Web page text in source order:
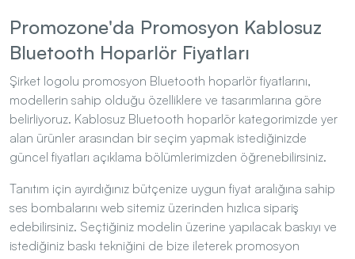
Bluetooth Hoparlör Fiyatları
Şirket logolu promosyon Bluetooth hoparlör fiyatlarını,
modellerin sahip olduğu özelliklere ve tasarımlarına göre
belirliyoruz. Kablosuz Bluetooth hoparlör kategorimizde yer
alan ürünler arasından bir seçim yapmak istediğinizde
güncel fiyatları açıklama bölümlerimizden öğrenebilirsiniz.
ses bombalarını web sitemiz üzerinden hızlıca sipariş
edebilirsiniz. Seçtiğiniz modelin üzerine yapılacak baskıyı ve
istediğiniz baskı tekniğini de bize ileterek promosyon
ürünlerinize kısa sürede ulaşabilirsiniz. Sizin için titizlikle